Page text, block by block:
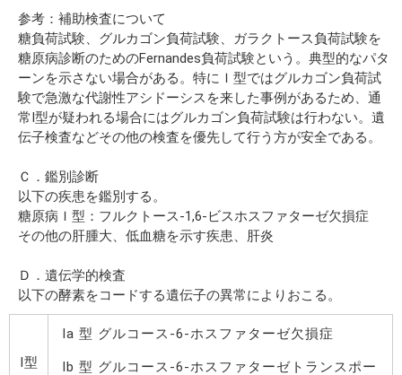
参考：補助検査について
糖負荷試験、グルカゴン負荷試験、ガラクトース負荷試験を
糖原病診断のためのFernandes負荷試験という。典型的なパタ
ーンを示さない場合がある。特にＩ型ではグルカゴン負荷試
験で急激な代謝性アシドーシスを来した事例があるため、通
常I型が疑われる場合にはグルカゴン負荷試験は行わない。遺
伝子検査などその他の検査を優先して行う方が安全である。
Ｃ．鑑別診断
以下の疾患を鑑別する。
糖原病Ｉ型：フルクトース-1,6-ビスホスファターゼ欠損症
その他の肝腫大、低血糖を示す疾患、肝炎
Ｄ．遺伝学的検査
以下の酵素をコードする遺伝子の異常によりおこる。
I型
Ia 型 グルコース-6-ホスファターゼ欠損症
Ib 型 グルコース-6-ホスファターゼトランスポー